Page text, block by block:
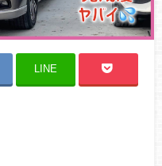
LINE